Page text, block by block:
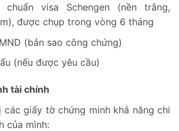
chuẩn visa Schengen (nền trắng,
được chụp trong vòng 6 tháng
(bản sao công chứng)
(nếu được yêu cầu)
tài chính
các giấy tờ chứng minh khả năng chi
của mình: